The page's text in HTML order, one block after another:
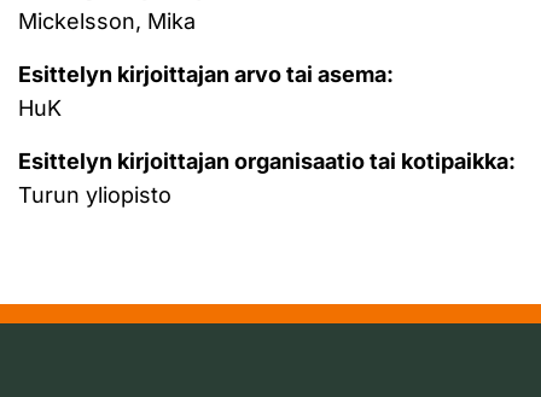
Mickelsson, Mika
Esittelyn kirjoittajan arvo tai asema:
HuK
Esittelyn kirjoittajan organisaatio tai kotipaikka:
Turun yliopisto